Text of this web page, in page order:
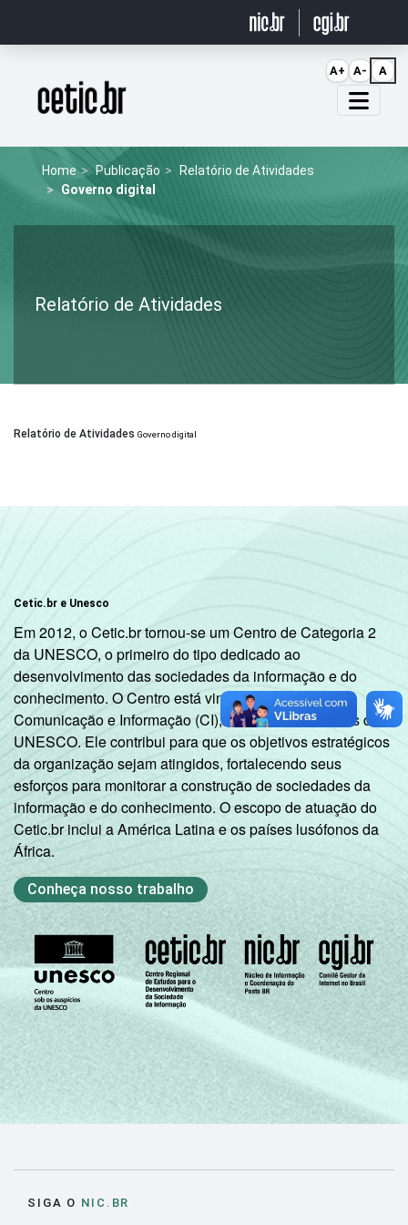
Página inicial
Home Publicação
Relatório de Atividades
Governo digital
Relatório de Atividades
Relatório de Atividades Governo digital
Cetic.br e Unesco
Em 2012, o Cetic.br tornou-se um Centro de Categoria 2
da UNESCO, o primeiro do tipo dedicado ao
desenvolvimento das sociedades da informação e do
conhecimento. O Centro está vinculado ao Setor de
Comunicação e Informação (CI), uma das cinco áreas da
UNESCO. Ele contribui para que os objetivos estratégicos
da organização sejam atingidos, fortalecendo seus
esforços para monitorar a construção de sociedades da
informação e do conhecimento. O escopo de atuação do
Cetic.br inclui a América Latina e os países lusófonos da
África.
Conheça nosso trabalho
SIGA O NIC.BR
A+ A- A